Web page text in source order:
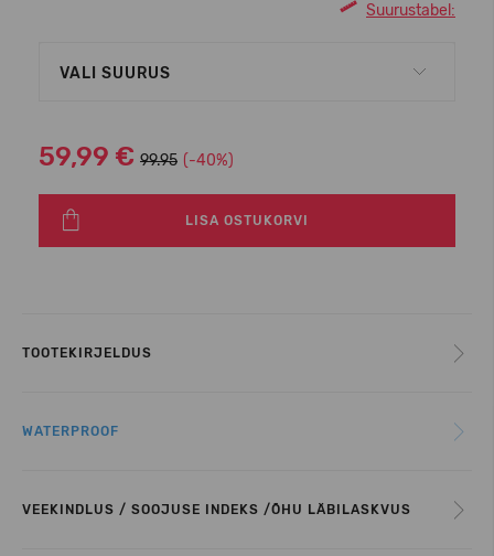
Suurustabel:
VALI SUURUS
59,99 € 99.95 (-40%)
LISA OSTUKORVI
TOOTEKIRJELDUS
WATERPROOF
VEEKINDLUS / SOOJUSE INDEKS /ÕHU LÄBILASKVUS